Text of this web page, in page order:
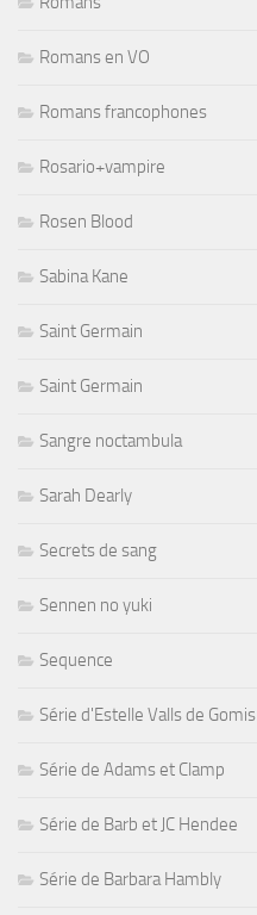
Romans en VO
Romans francophones
Rosario+vampire
Rosen Blood
Sabina Kane
Saint Germain
Saint Germain
Sangre noctambula
Sarah Dearly
Secrets de sang
Sennen no yuki
Sequence
Série d'Estelle Valls de Gomis
Série de Adams et Clamp
Série de Barb et JC Hendee
Série de Barbara Hambly